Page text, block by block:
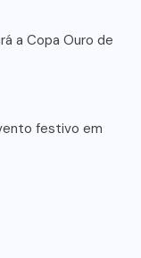
a Copa Ouro de
festivo em